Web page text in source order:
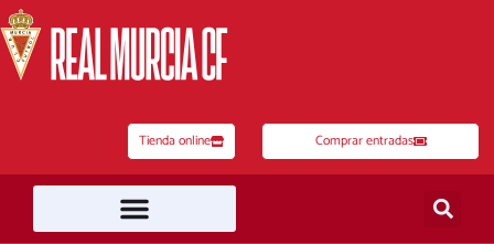
al
contenido
Tienda online Comprar entradas